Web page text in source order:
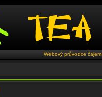
Webový průvodce